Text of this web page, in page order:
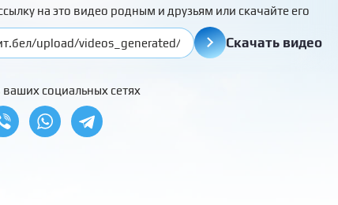
на это видео родным и друзьям или скачайте его
Скачать видео
социальных сетях